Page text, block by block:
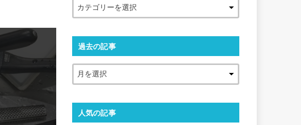
過去の記事
人気の記事